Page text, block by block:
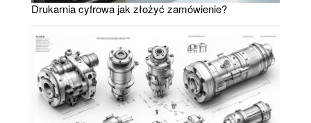
Drukarnia cyfrowa jak złożyć zamówienie?